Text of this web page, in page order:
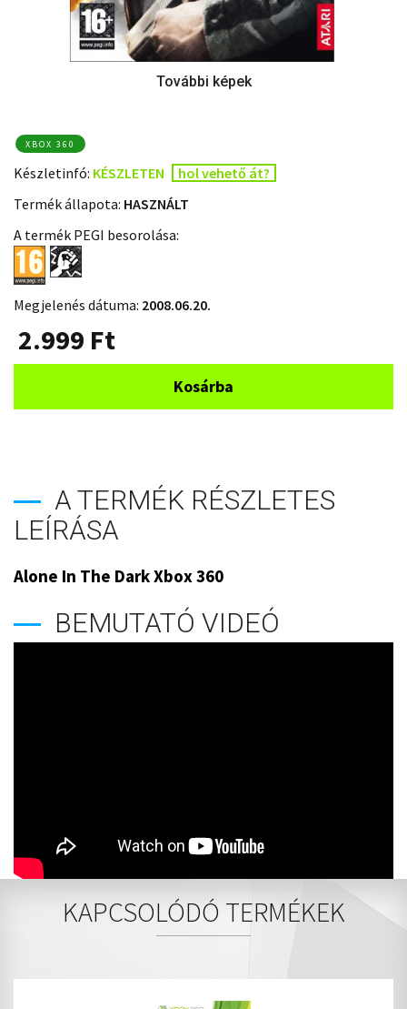
XBOX 360
Készletinfó: KÉSZLETEN
hol vehető át?
Termék állapota: HASZNÁLT
A termék PEGI besorolása:
Megjelenés dátuma: 2008.06.20.
2.999 Ft
Kosárba
A TERMÉK RÉSZLETES
LEÍRÁSA
Alone In The Dark Xbox 360
BEMUTATÓ VIDEÓ
KAPCSOLÓDÓ TERMÉKEK